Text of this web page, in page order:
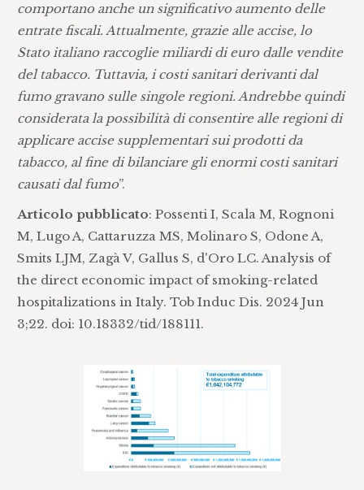
comportano anche un significativo aumento delle
entrate fiscali. Attualmente, grazie alle accise, lo
Stato italiano raccoglie miliardi di euro dalle vendite
del tabacco. Tuttavia, i costi sanitari derivanti dal
fumo gravano sulle singole regioni. Andrebbe quindi
considerata la possibilità di consentire alle regioni di
applicare accise supplementari sui prodotti da
tabacco, al fine di bilanciare gli enormi costi sanitari
causati dal fumo”.
Articolo pubblicato: Possenti I, Scala M, Rognoni
M, Lugo A, Cattaruzza MS, Molinaro S, Odone A,
Smits LJM, Zagà V, Gallus S, d'Oro LC. Analysis of
the direct economic impact of smoking-related
hospitalizations in Italy. Tob Induc Dis. 2024 Jun
3;22. doi: 10.18332/tid/188111.